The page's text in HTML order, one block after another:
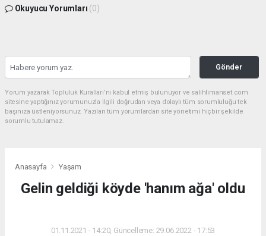
Okuyucu Yorumları (0)
Gönder
Yorum yazarak Topluluk Kuralları’nı kabul etmiş bulunuyor ve salihlimanset.com
sitesine yaptığınız yorumunuzla ilgili doğrudan veya dolaylı tüm sorumluluğu tek
başınıza üstleniyorsunuz. Yazılan tüm yorumlardan site yönetimi hiçbir şekilde
sorumlu tutulamaz.
Anasayfa Yaşam
Gelin geldiği köyde 'hanım ağa' oldu
01.11.2021 - 14:20, Güncelleme: 29.06.2022 - 17:53